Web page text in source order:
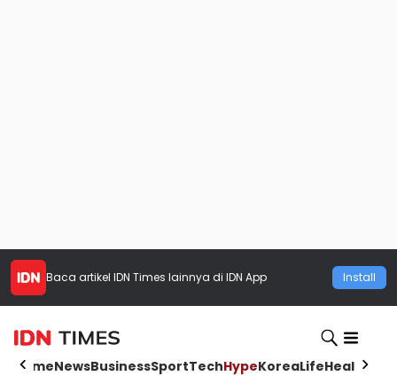
Baca artikel IDN Times lainnya di IDN App Install
HomeNewsBusinessSportTechHypeKoreaLifeHealth